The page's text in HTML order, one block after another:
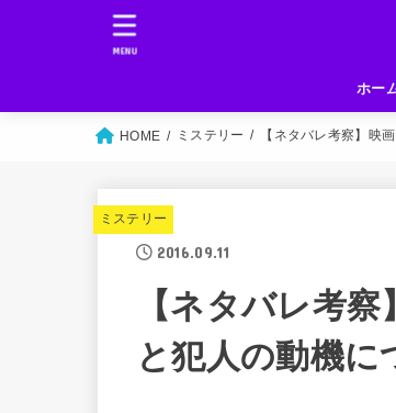
ホー
MENU
HOME ミステリー 【ネタバレ考察】映
ミステリー
2016.09.11
【ネタバレ考
と犯人の動機に